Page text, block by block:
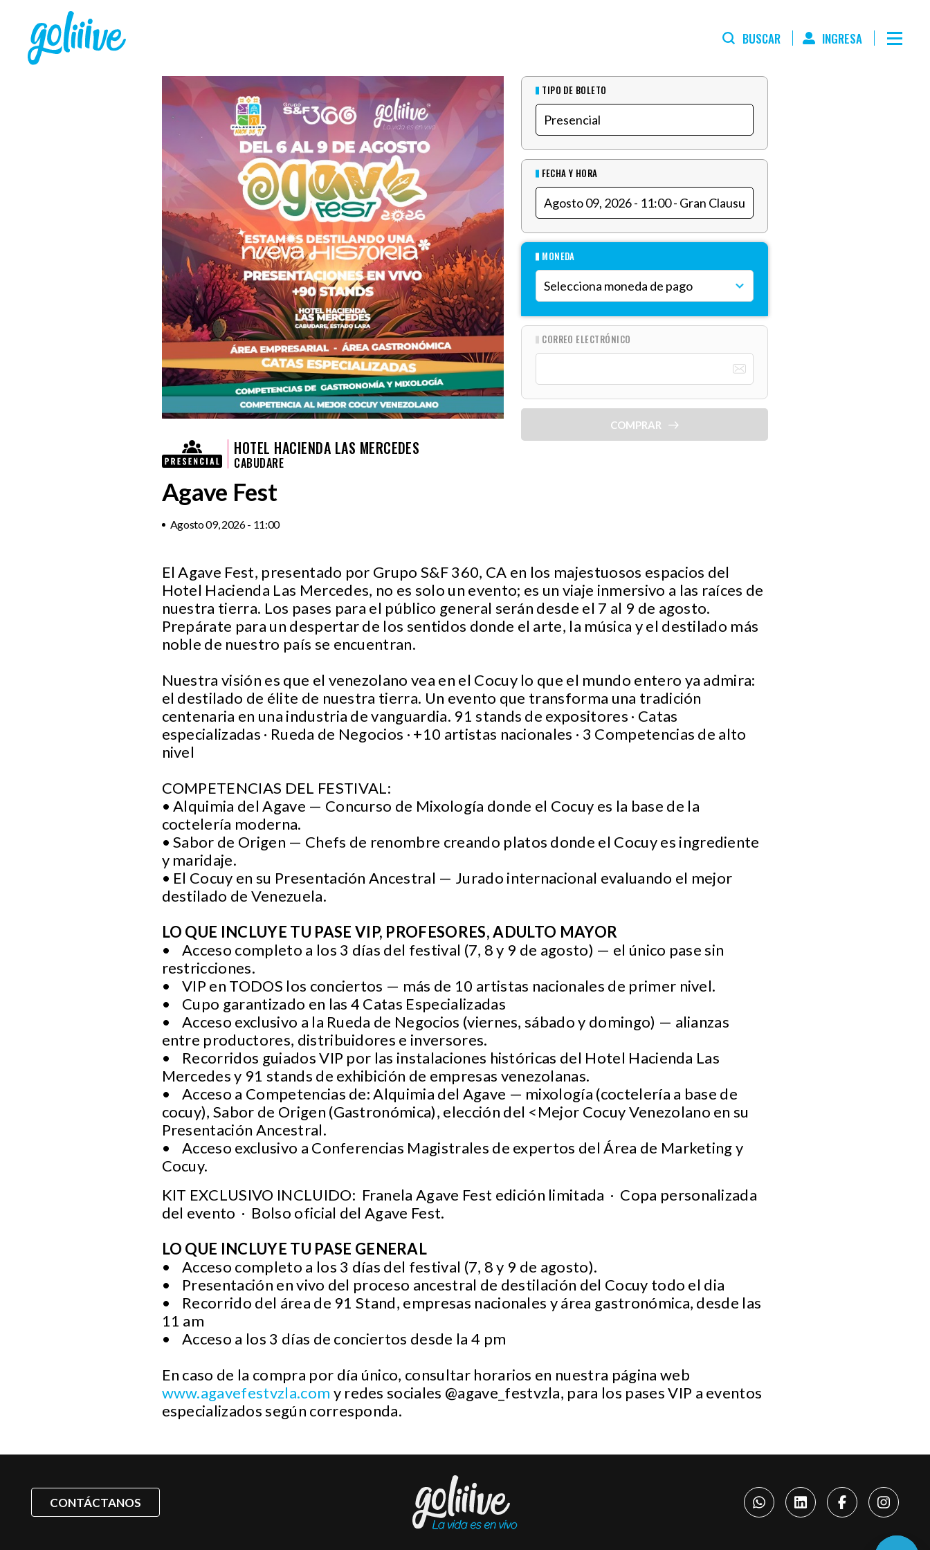
BUSCAR INGRESA
HOTEL HACIENDA LAS MERCEDES
CABUDARE
Agave Fest
Agosto 09, 2026 - 11:00
TIPO DE BOLETO
FECHA Y HORA
MONEDA
CORREO ELECTRÓNICO
COMPRAR
El Agave Fest, presentado por Grupo S&F 360, CA en los majestuosos espacios del
Hotel Hacienda Las Mercedes, no es solo un evento; es un viaje inmersivo a las raíces de
nuestra tierra. Los pases para el público general serán desde el 7 al 9 de agosto.
Prepárate para un despertar de los sentidos donde el arte, la música y el destilado más
noble de nuestro país se encuentran.
Nuestra visión es que el venezolano vea en el Cocuy lo que el mundo entero ya admira:
el destilado de élite de nuestra tierra. Un evento que transforma una tradición
centenaria en una industria de vanguardia. 91 stands de expositores · Catas
especializadas · Rueda de Negocios · +10 artistas nacionales · 3 Competencias de alto
nivel
COMPETENCIAS DEL FESTIVAL:
• Alquimia del Agave — Concurso de Mixología donde el Cocuy es la base de la
coctelería moderna.
• Sabor de Origen — Chefs de renombre creando platos donde el Cocuy es ingrediente
y maridaje.
• El Cocuy en su Presentación Ancestral — Jurado internacional evaluando el mejor
destilado de Venezuela.
LO QUE INCLUYE TU PASE VIP, PROFESORES, ADULTO MAYOR
• Acceso completo a los 3 días del festival (7, 8 y 9 de agosto) — el único pase sin
restricciones.
• VIP en TODOS los conciertos — más de 10 artistas nacionales de primer nivel.
• Cupo garantizado en las 4 Catas Especializadas
• Acceso exclusivo a la Rueda de Negocios (viernes, sábado y domingo) — alianzas
entre productores, distribuidores e inversores.
• Recorridos guiados VIP por las instalaciones históricas del Hotel Hacienda Las
Mercedes y 91 stands de exhibición de empresas venezolanas.
• Acceso a Competencias de: Alquimia del Agave — mixología (coctelería a base de
cocuy), Sabor de Origen (Gastronómica), elección del <Mejor Cocuy Venezolano en su
Presentación Ancestral.
• Acceso exclusivo a Conferencias Magistrales de expertos del Área de Marketing y
Cocuy.
KIT EXCLUSIVO INCLUIDO: Franela Agave Fest edición limitada · Copa personalizada
del evento · Bolso oficial del Agave Fest.
LO QUE INCLUYE TU PASE GENERAL
• Acceso completo a los 3 días del festival (7, 8 y 9 de agosto).
• Presentación en vivo del proceso ancestral de destilación del Cocuy todo el dia
• Recorrido del área de 91 Stand, empresas nacionales y área gastronómica, desde las
11 am
• Acceso a los 3 días de conciertos desde la 4 pm
En caso de la compra por día único, consultar horarios en nuestra página web
www.agavefestvzla.com y redes sociales @agave_festvzla, para los pases VIP a eventos
especializados según corresponda.
CONTÁCTANOS